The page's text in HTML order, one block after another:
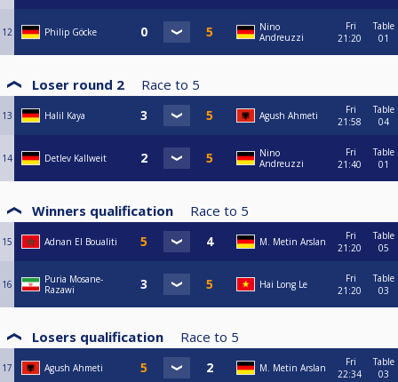
12 Philip Göcke
Nino
Andreuzzi
Fri
21:20
Table
01
Loser round 2 Race to 5
13 Halil Kaya Agush Ahmeti
Fri
21:58
Table
04
14 Detlev Kallweit
Nino
Andreuzzi
Fri
21:40
Table
01
Winners qualification Race to 5
15 Adnan El Boualiti M. Metin Arslan
Fri
21:20
Table
05
16
Puria Mosane-
Razawi
Hai Long Le
Fri
21:20
Table
03
Losers qualification Race to 5
17 Agush Ahmeti M. Metin Arslan
Fri
22:34
Table
03